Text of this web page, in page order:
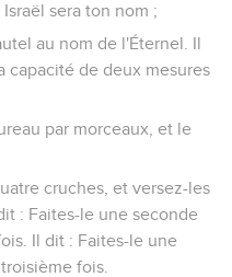
sera ton nom ;
au nom de l'Éternel. Il
capacité de deux mesures
par morceaux, et le
cruches, et versez-les
: Faites-le une seconde
Il dit : Faites-le une
fois.